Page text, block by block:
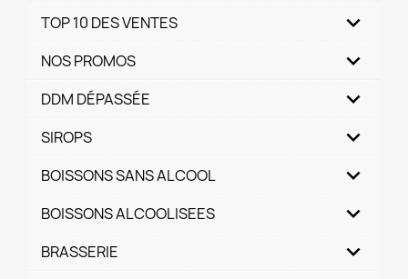
TOP 10 DES VENTES
NOS PROMOS
DDM DÉPASSÉE
SIROPS
BOISSONS SANS ALCOOL
BOISSONS ALCOOLISEES
BRASSERIE